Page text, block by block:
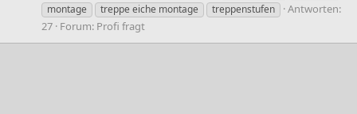
montage
treppe eiche montage treppenstufen
Antworten:
27 Forum: Profi fragt